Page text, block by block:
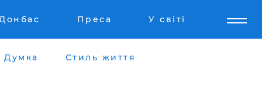
Преса У світі
Думка Стиль життя